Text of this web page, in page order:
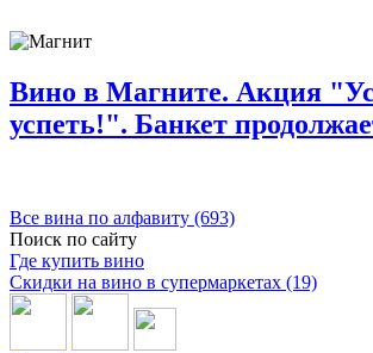
Вино в Магните. Акция
успеть!". Банкет
Все вина по алфавиту (693)
Поиск по сайту
Где купить вино
Скидки на вино в супермаркетах (19)